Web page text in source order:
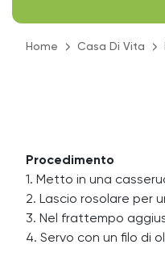
Home Casa Di Vita
Procedimento
1. Metto in una
2. Lascio rosolare per
3. Nel frattempo
4. Servo con un filo di